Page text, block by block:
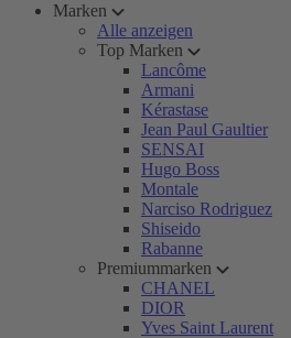
Marken
Alle anzeigen
Top Marken
Lancôme
Armani
Kérastase
Jean Paul Gaultier
SENSAI
Hugo Boss
Montale
Narciso Rodriguez
Shiseido
Rabanne
Premiummarken
CHANEL
DIOR
Yves Saint Laurent